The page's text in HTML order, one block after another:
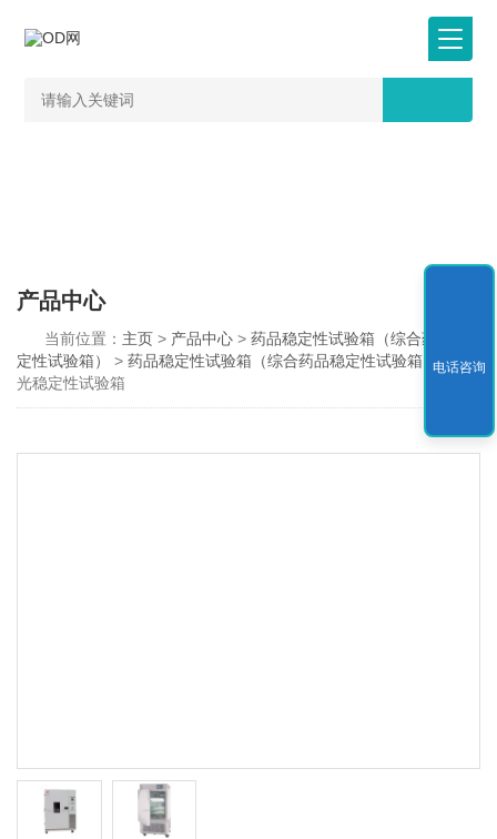
产品中心
当前位置： 主页> 产品中心 >药品稳定性试验箱（综合药品稳
定性试验箱）
>药品稳定性试验箱（综合药品稳定性试验箱）> 强
光稳定性试验箱
电话咨询